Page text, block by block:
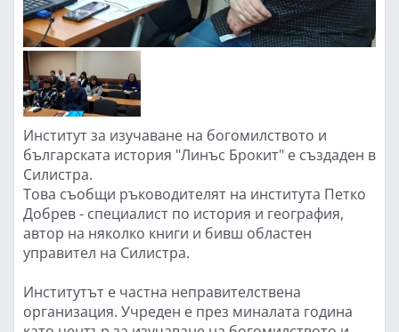
Институт за изучаване на богомилството и
българската история "Линъс Брокит" е създаден в
Силистра.
Това съобщи ръководителят на института Петко
Добрев - специалист по история и география,
автор на няколко книги и бивш областен
управител на Силистра.
Институтът е частна неправителствена
организация. Учреден е през миналата година